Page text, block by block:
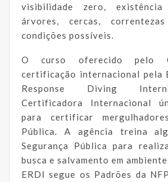
visibilidade zero,
árvores, cercas,
condições possíveis.
O curso oferecido pelo
certificação internacional pela
Response Diving
Certificadora Internacional
para certificar
Pública. A agência treina
Segurança Pública para
busca e salvamento em
ERDI segue os Padrões da